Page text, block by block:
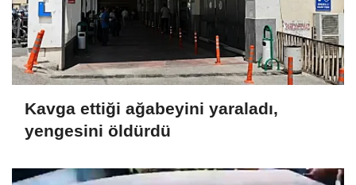
Kavga ettiği ağabeyini yaraladı,
yengesini öldürdü